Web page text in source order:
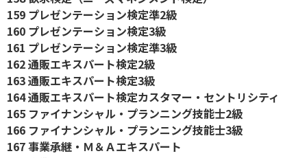
159 プレゼンテーション検定準2級
160 プレゼンテーション検定3級
161 プレゼンテーション検定準3級
162 通販エキスパート検定2級
163 通販エキスパート検定3級
164 通販エキスパート検定カスタマー・セントリシティ
165 ファイナンシャル・プランニング技能士2級
166 ファイナンシャル・プランニング技能士3級
167 事業承継・Ｍ＆Ａエキスパート